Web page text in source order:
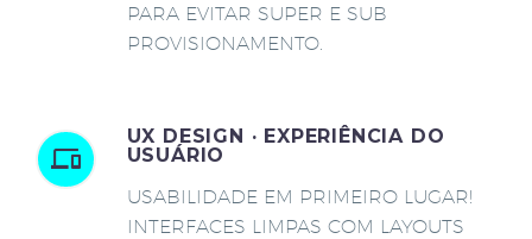
PARA EVITAR SUPER E SUB
PROVISIONAMENTO.
UX DESIGN · EXPERIÊNCIA DO
USUÁRIO
USABILIDADE EM PRIMEIRO LUGAR!
INTERFACES LIMPAS COM LAYOUTS